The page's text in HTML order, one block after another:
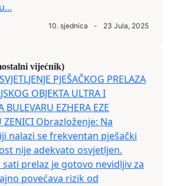
10. sjednica - 23 Jula, 2025
vijećnik)
PJEŠAČKOG PRELAZA
OBJEKTA ULTRA I
EZHERA EZE
ZENICI Obrazloženje: Na
nalazi se frekventan pješački
nije adekvato osvjetljen.
prelaz je gotovo nevidljiv za
povećava rizik od